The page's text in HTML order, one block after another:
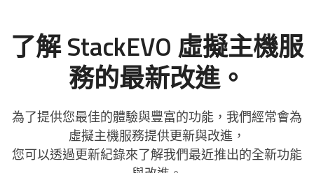
了解 StackEVO 虛擬主機服
務的最新改進。
為了提供您最佳的體驗與豐富的功能，我們經常會為
虛擬主機服務提供更新與改進，
您可以透過更新紀錄來了解我們最近推出的全新功能